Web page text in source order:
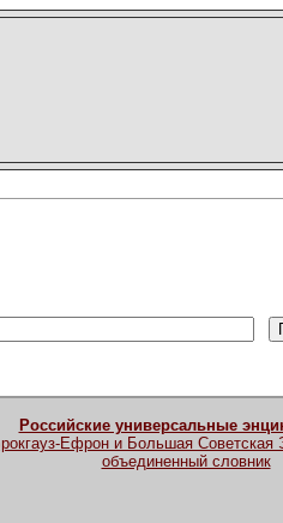
Российские универсальные
Ефрон и Большая Советская
объединенный словник